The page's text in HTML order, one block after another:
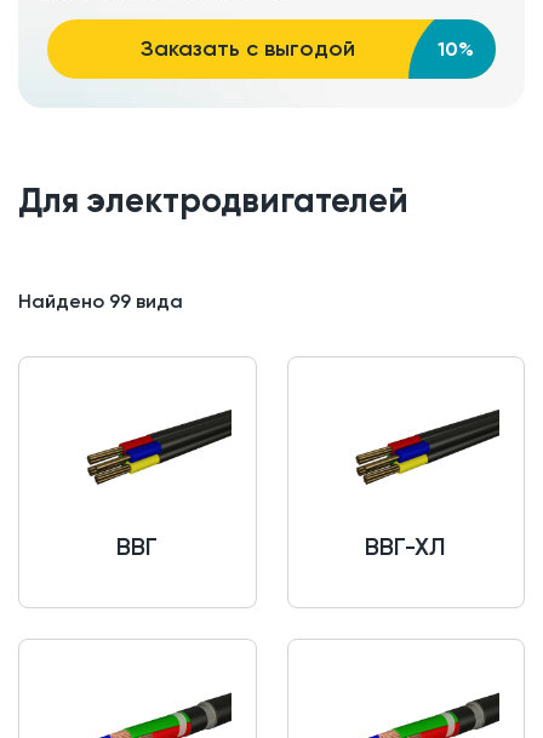
Заказать с выгодой 10%
Для электродвигателей
Найдено 99 вида
ВВГ ВВГ-ХЛ